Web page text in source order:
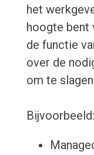
het
hoogte bent
de functie
over de
om te
Bijvoorbeeld: